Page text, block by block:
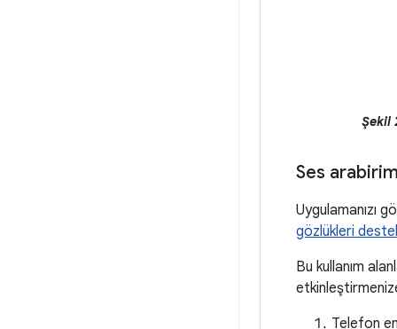
Şekil
Ses
Uygulamanızı
gözlükleri
Bu kullanım
Telefon